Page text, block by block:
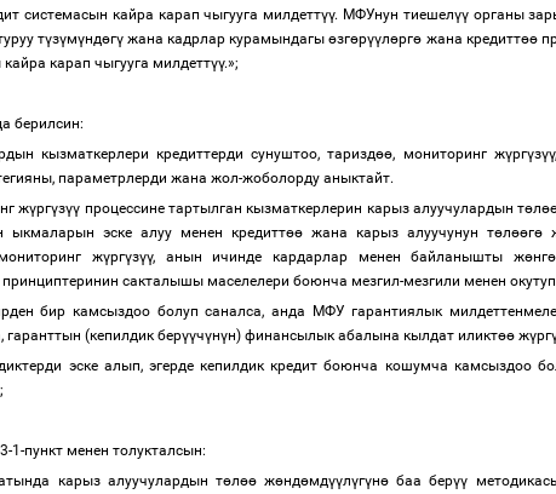
системасын кайра карап чыгууга милдеттүү. МФУнун тиешелүүорганы
түзүмүндөгү жана кадрлар курамындагыөзгөрүүлөргө жана кредиттөө
карап чыгууга милдеттүү.»;
берилсин:
кызматкерлери кредиттерди сунуштоо, тариздөө, мониторинг жүргүзүү
параметрлерди жана жол-жоболорду аныктайт.
жүргүзүү процессине тартылган кызматкерлерин карыз алуучулардын төл
эске алуу менен кредиттөө жана карыз алуучунун төлөөгө
жүргүзүү, анын ичинде кардарлар менен байланышты жөнгө
принциптеринин сакталышы маселелери боюнча мезгил-мезгили менен
бир камсыздоо болуп саналса, анда МФУ гарантиялык
(кепилдик берүүчүнүн) финансылык абалына кылдат иликтөө жүрг
эске алып, эгерде кепилдик кредит боюнча кошумча камсыздоо
1-пункт менен толукталсын:
карыз алуучулардын төлөөжөндөмдүүлүгүнө баа берүү